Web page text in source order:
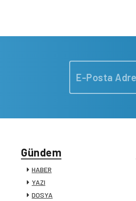
Gündem
HABER
YAZI
DOSYA